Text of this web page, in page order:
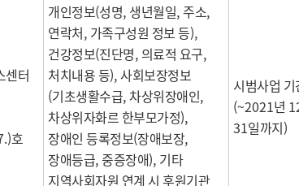
센터
호
개인정보(성명, 생년월일,주소,
연락처, 가족구성원 정보 등),
건강정보(진단명, 의료적 요구,
처치내용 등),사회보장정보
(기초생활수급, 차상위장애인,
차상위자화르 한부모가정),
장애인 등록정보(장애보장,
장애등급,중증장애), 기타
지역사회자원 연계 시 후원기관
시범사업 기
(~2021년
31일까지)